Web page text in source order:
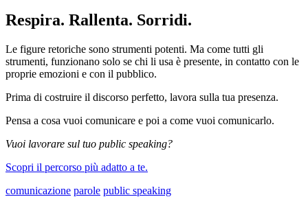
Respira. Rallenta. Sorridi.
Le figure retoriche sono strumenti potenti. Ma come tutti gli
strumenti, funzionano solo se chi li usa è presente, in contatto con le
proprie emozioni e con il pubblico.
Prima di costruire il discorso perfetto, lavora sulla tua presenza.
Pensa a cosa vuoi comunicare e poi a come vuoi comunicarlo.
Vuoi lavorare sul tuo public speaking?
Scopri il percorso più adatto a te.
comunicazione parole public speaking